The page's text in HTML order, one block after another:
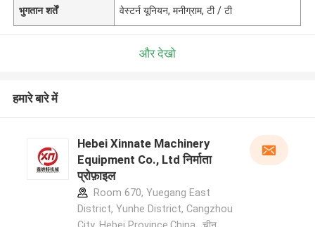
भुगतान शर्तें वेस्टर्न यूनियन, मनीग्राम, टी / टी
और देखो
हमारे बारे में
Hebei Xinnate Machinery
Equipment Co., Ltd निर्माता
प्रोफ़ाइल
Room 670, Yuegang East
District, Yunhe District, Cangzhou